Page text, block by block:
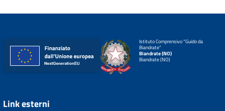
Istituto Comprensivo "Guido da
Biandrate"
Biandrate (NO)
Biandrate (NO)
Link esterni